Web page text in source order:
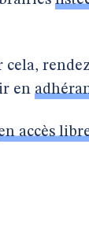
en
accès